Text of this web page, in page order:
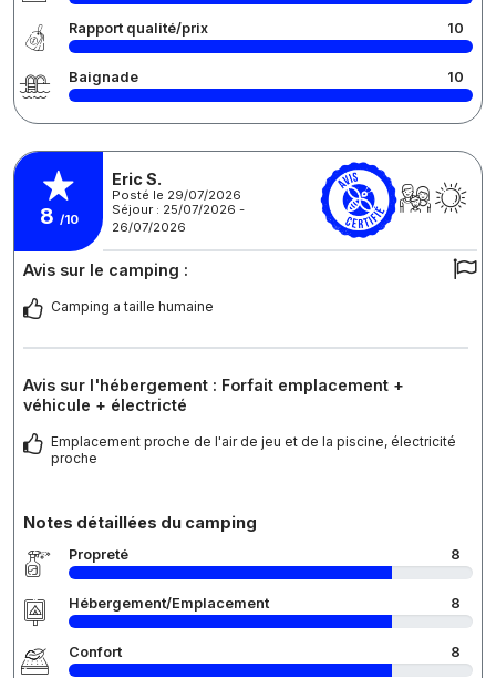
Rapport qualité/prix 10
Baignade 10
8 /10
Eric S.
Posté le 29/07/2026
Séjour : 25/07/2026 -
26/07/2026
Avis sur le camping :
Camping a taille humaine
Avis sur l'hébergement : Forfait emplacement +
véhicule + électricté
Emplacement proche de l'air de jeu et de la piscine, électricité
proche
Notes détaillées du camping
Propreté 8
Hébergement/Emplacement 8
Confort 8